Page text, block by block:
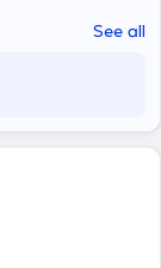
See all